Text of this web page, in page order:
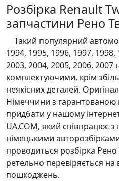
Розбірка Renault
запчастини Рено
Такий популярний
1994, 1995, 1996, 1997,
2003, 2004, 2005, 2006, 2007
комплектуючими, крім
неякісних деталей.
Німеччини з гарантованою
придбати у нашому
UA.COM, який співпрацює
німецькими
проводиться розбірка
ретельно перевіряється на
пошкоджень.